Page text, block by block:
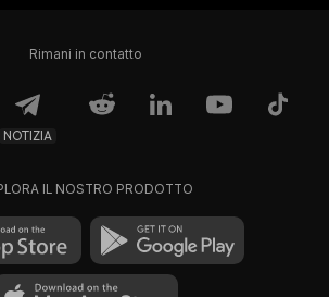
Rimani in contatto
NOTIZIA
IL NOSTRO PRODOTTO